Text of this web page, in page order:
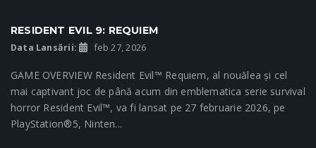
RESIDENT EVIL 9: REQUIEM
Data Lansării: feb 27, 2026
GAME OVERVIEW Resident Evil™ Requiem, al nouălea și cel
mai captivant joc de până acum din emblematica serie survival
horror Resident Evil™, va fi lansat pe 27 februarie 2026, pe
PlayStation®5, Ninten...